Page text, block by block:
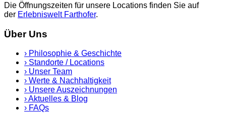
Die Öffnungszeiten für unsere Locations finden Sie auf
der Erlebniswelt Farthofer.
Über Uns
› Philosophie & Geschichte
› Standorte / Locations
› Unser Team
› Werte & Nachhaltigkeit
› Unsere Auszeichnungen
›Aktuelles & Blog
› FAQs